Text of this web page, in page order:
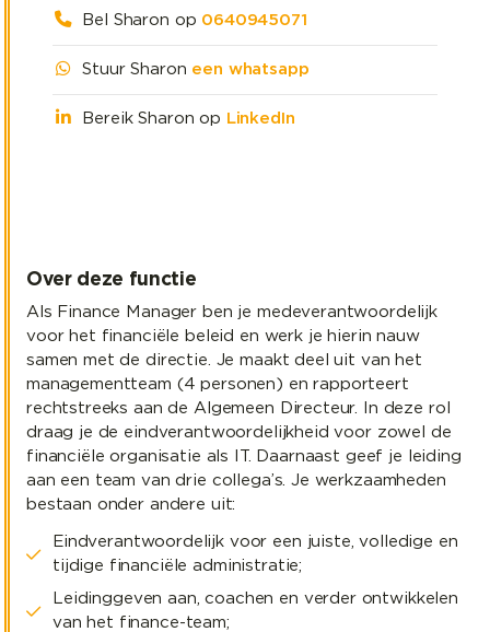
Bel Sharon op 0640945071
Stuur Sharon een whatsapp
Bereik Sharon op LinkedIn
Over deze functie
Als Finance Manager ben je medeverantwoordelijk
voor het financiële beleid en werk je hierin nauw
samen met de directie. Je maakt deel uit van het
managementteam (4 personen) en rapporteert
rechtstreeks aan de Algemeen Directeur. In deze rol
draag je de eindverantwoordelijkheid voor zowel de
financiële organisatie als IT. Daarnaast geef je leiding
aan een team van drie collega’s. Je werkzaamheden
bestaan onder andere uit:
Eindverantwoordelijk voor een juiste, volledige en
tijdige financiële administratie;
Leidinggeven aan, coachen en verder ontwikkelen
van het finance-team;